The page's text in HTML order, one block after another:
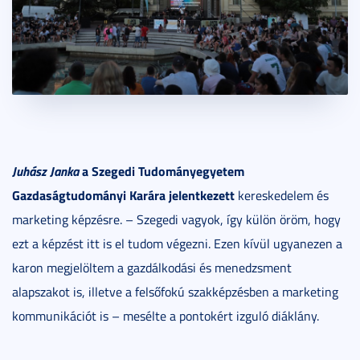
Juhász Jankaa Szegedi Tudományegyetem
Gazdaságtudományi Karára jelentkezett kereskedelem és
marketing képzésre. – Szegedi vagyok, így külön öröm, hogy
ezt a képzést itt is el tudom végezni. Ezen kívül ugyanezen a
karon megjelöltem a gazdálkodási és menedzsment
alapszakot is, illetve a felsőfokú szakképzésben a marketing
kommunikációt is – mesélte a pontokért izguló diáklány.